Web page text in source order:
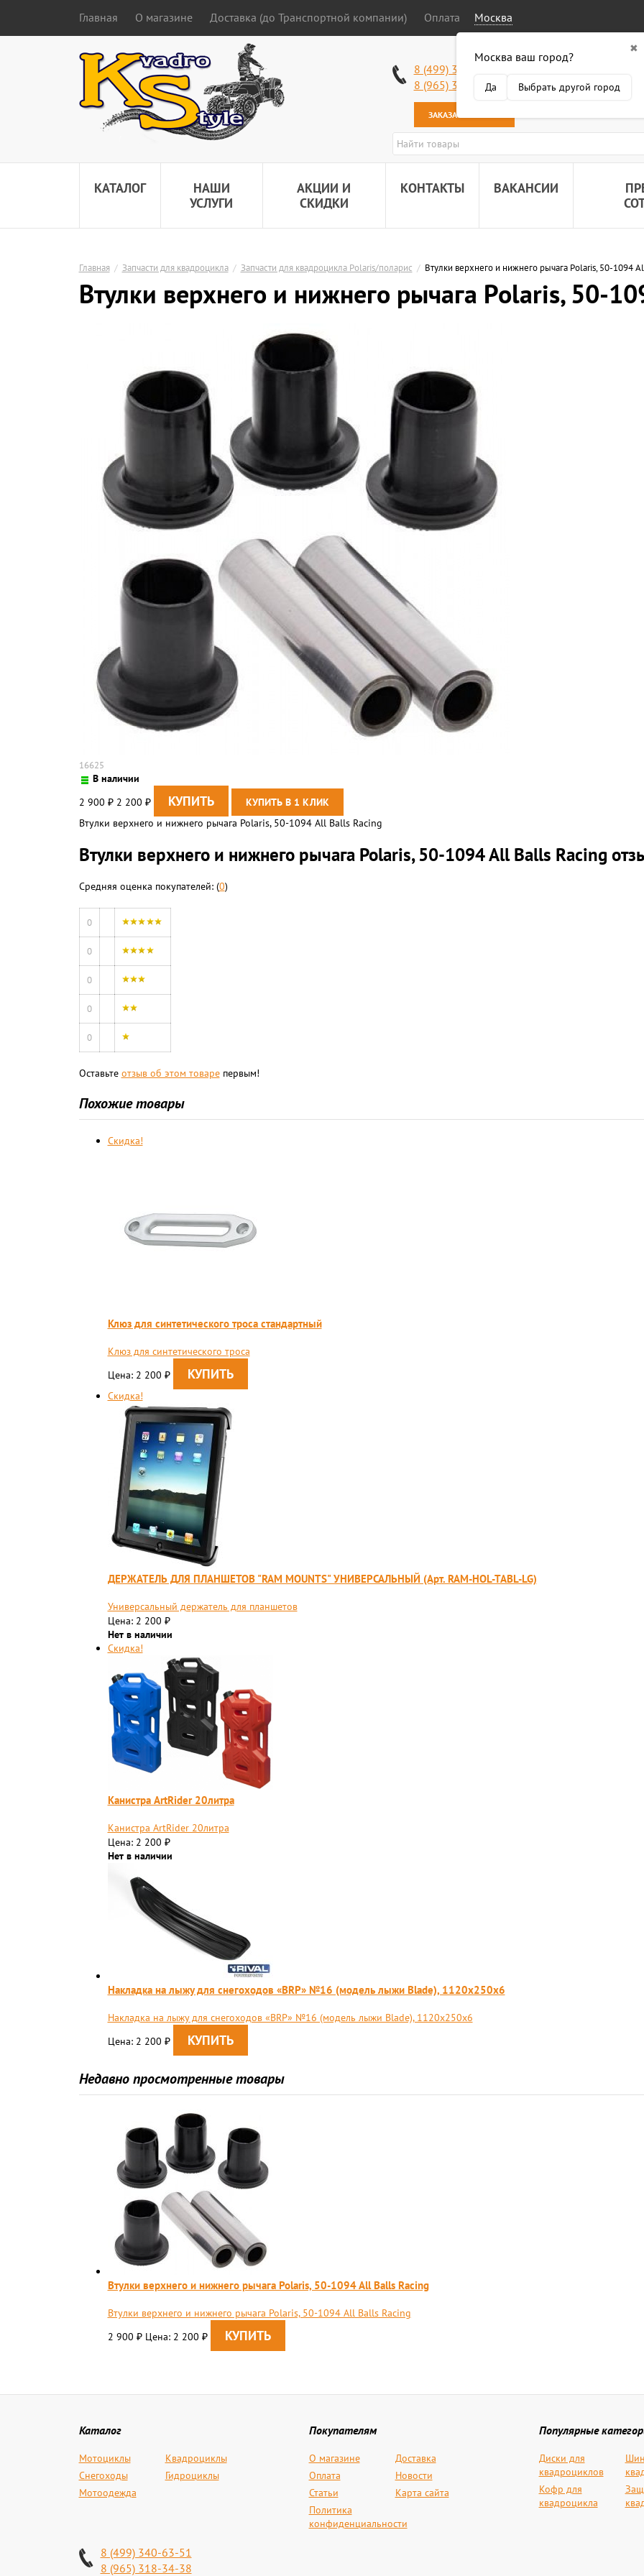
Главная О магазине Доставка (до Транспортной компании) Оплата Москва
✖
Москва ваш город?
Да Выбрать другой город
8 (499) 340-63-51
8 (965) 318-34-38
ЗАКАЗАТЬ ЗВОНОК
Наша почта:
КАТАЛОГ
НАШИ
УСЛУГИ
АКЦИИ И
СКИДКИ
КОНТАКТЫ ВАКАНСИИ
Главная / Запчасти для квадроцикла / Запчасти для квадроцикла Polaris/поларис / Втулки верхнего и нижнего рычага Polaris, 50-1094
Втулки верхнего и нижнего рычага Polaris, 50-
16625
В наличии
2 900 ₽ 2 200 ₽
Втулки верхнего и нижнего рычага Polaris, 50-1094 All Balls Racing
Втулки верхнего и нижнего рычага Polaris, 50-1094 All Balls Racing
Средняя оценка покупателей: (0)
0
0
0
0
0
Оставьте отзыв об этом товарепервым!
Похожие товары
Скидка!
Клюз для синтетического троса стандартный
Клюз для синтетического троса
Цена: 2 200 ₽
Скидка!
ДЕРЖАТЕЛЬ ДЛЯ ПЛАНШЕТОВ "RAM MOUNTS" УНИВЕРСАЛЬНЫЙ (Арт. RAM-HOL-TABL-LG)
Универсальный держатель для планшетов
Цена: 2 200 ₽
Нет в наличии
Скидка!
Канистра ArtRider 20литра
Канистра ArtRider 20литра
Цена: 2 200 ₽
Нет в наличии
Накладка на лыжу для снегоходов «BRP» №16 (модель лыжи Blade), 1120x250x6
Накладка на лыжу для снегоходов «BRP» №16 (модель лыжи Blade), 1120x250x6
Цена: 2 200 ₽
Недавно просмотренные товары
Втулки верхнего и нижнего рычага Polaris, 50-1094 All Balls Racing
Втулки верхнего и нижнего рычага Polaris, 50-1094 All Balls Racing
2 900 ₽ Цена: 2 200 ₽
Каталог
Мотоциклы
Квадроциклы
Снегоходы
Гидроциклы
Мотоодежда
Покупателям
О магазине
Доставка
Оплата
Новости
Статьи
Карта сайта
Политика
конфиденциальности
Популярные
Диски для
квадроциклов
Кофр для
квадроцикла
8 (499) 340-63-51
8 (965) 318-34-38